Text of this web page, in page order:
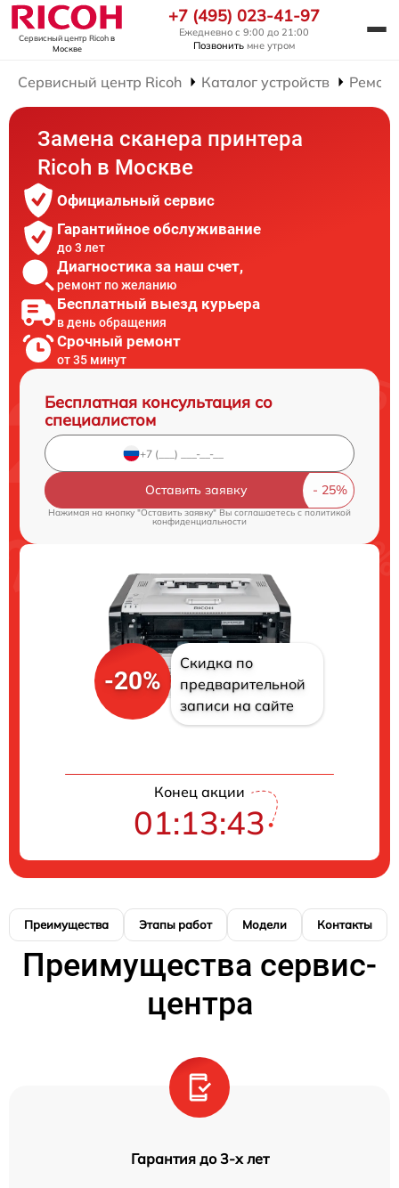
Сервисный центр Ricohв
Москве
+7 (495) 023-41-97
Ежедневно с 9:00 до 21:00
Позвонить мне утром
Сервисный центр Ricoh Каталог устройств
Замена сканера принтера
Ricoh в Москве
Официальный сервис
Гарантийное обслуживание
до 3 лет
Диагностика за наш счет,
ремонт по желанию
Бесплатный выезд курьера
в день обращения
Срочный ремонт
от 35 минут
Бесплатная консультация со
специалистом
Оставить заявку
Нажимая на кнопку "Оставить заявку" Вы соглашаетесь c политикой
конфиденциальности
-20%
Скидка по
предварительной
записи на сайте
Конец акции
01:13:43
Преимущества Этапы работ Модели Контакты
Преимущества сервис-
центра
Гарантия до 3-х лет